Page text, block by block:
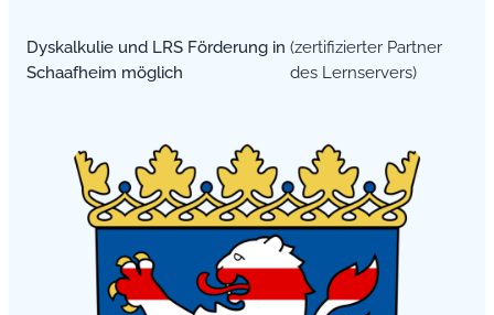
Dyskalkulie und LRS Förderung in
Schaafheim möglich
(zertifizierter Partner
des Lernservers)